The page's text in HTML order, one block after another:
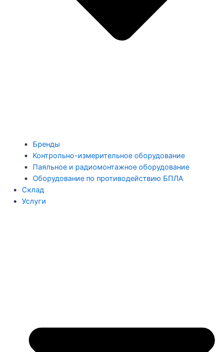
Бренды
Контрольно-измерительное оборудование
Паяльное и радиомонтажное оборудование
Оборудование по противодействию БПЛА
Склад
Услуги